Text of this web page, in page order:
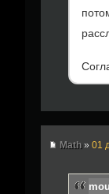
Math » 01